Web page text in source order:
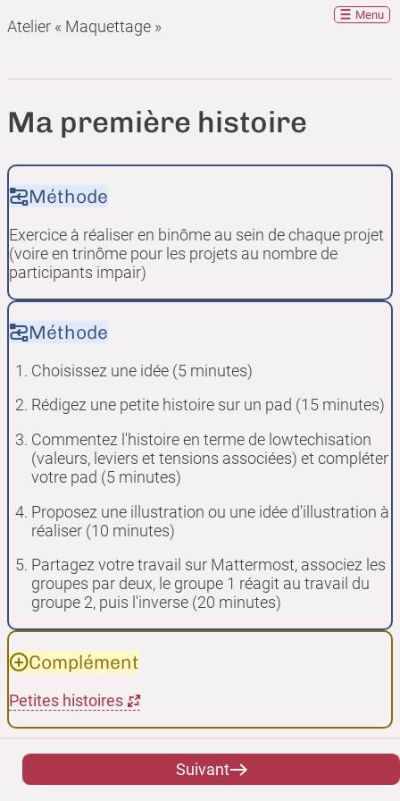
Atelier « Maquettage »
Menu
Ma première histoire
Méthode
Exercice à réaliser en binôme au sein de chaque projet
(voire en trinôme pour les projets au nombre de
participants impair)
Méthode
Choisissez une idée (5 minutes)
Rédigez une petite histoire sur un pad (15 minutes)
Commentez l'histoire en terme de lowtechisation
(valeurs, leviers et tensions associées) et compléter
votre pad (5 minutes)
Proposez une illustration ou une idée d'illustration à
réaliser (10 minutes)
Partagez votre travail sur Mattermost, associez les
groupes par deux, le groupe 1 réagit au travail du
groupe 2, puis l'inverse (20 minutes)
Complément
Petites histoires
Suivant